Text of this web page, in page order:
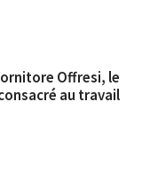
Offresi, le
au travail